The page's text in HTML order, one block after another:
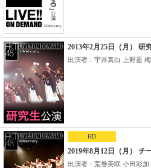
2013年2月25日（月） 研
出演者：宇井真白 上野遥 梅
HD
2019年8月12日（月）
出演者：荒巻美咲 小田彩加